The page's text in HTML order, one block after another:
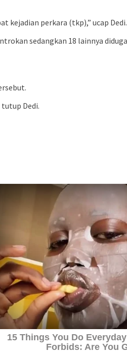
kejadian perkara (tkp),” ucap Dedi.
sedangkan 18 lainnya
Dedi.